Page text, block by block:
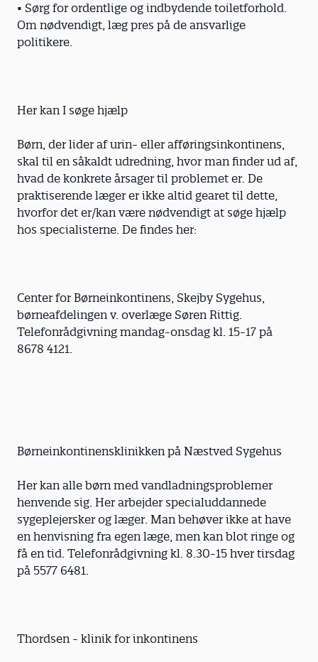
• Sørg for ordentlige og indbydende toiletforhold.
Om nødvendigt, læg pres på de ansvarlige
politikere.
Her kan I søge hjælp
Børn, der lider af urin- eller afføringsinkontinens,
skal til en såkaldt udredning, hvor man finder ud af,
hvad de konkrete årsager til problemet er. De
praktiserende læger er ikke altid gearet til dette,
hvorfor det er/kan være nødvendigt at søge hjælp
hos specialisterne. De findes her:
Center for Børneinkontinens, Skejby Sygehus,
børneafdelingen v. overlæge Søren Rittig.
Telefonrådgivning mandag-onsdag kl. 15-17 på
8678 4121.
Børneinkontinensklinikken på Næstved Sygehus
Her kan alle børn med vandladningsproblemer
henvende sig. Her arbejder specialuddannede
sygeplejersker og læger. Man behøver ikke at have
en henvisning fra egen læge, men kan blot ringe og
få en tid. Telefonrådgivning kl. 8.30-15 hver tirsdag
på 5577 6481.
Thordsen - klinik for inkontinens